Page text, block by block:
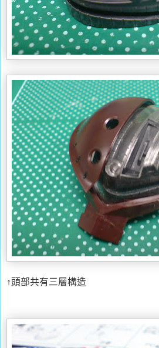
↑頭部共有三層構造